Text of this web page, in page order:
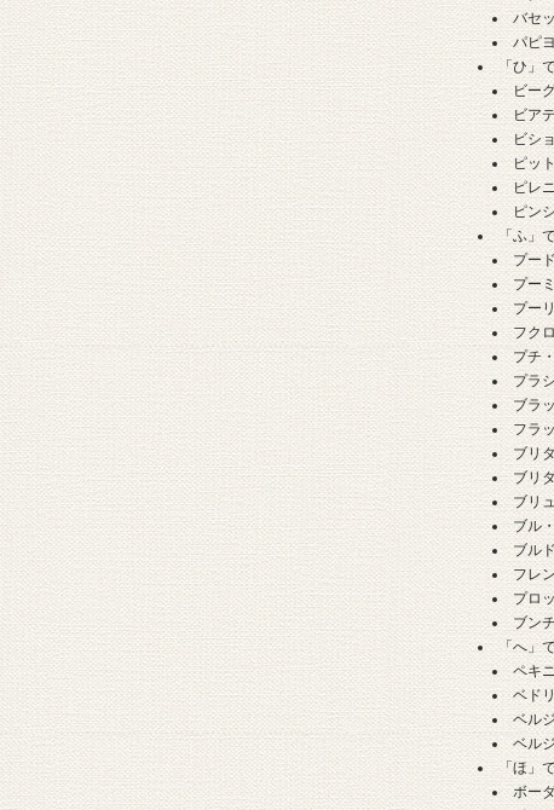
バセ
パピ
「ひ」
ビー
ビア
ビシ
ピッ
ピレ
ピン
「ふ」
プー
プー
プー
フク
プチ
プラ
ブラ
フラ
ブリ
ブリ
ブリ
ブル
ブル
フレ
プロ
ブン
「へ」
ペキ
ベド
ベル
ベル
「ほ」
ボー